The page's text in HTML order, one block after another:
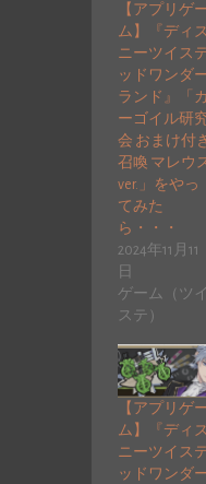
【アプリゲ
ム】『ディ
ニーツイス
ッドワンダ
ランド』「
ーゴイル研
会 おまけ付
召喚 マレウ
ver.」をやっ
てみた
ら・・・
2024年11月11
日
ゲーム（ツイ
ステ）
【アプリゲ
ム】『ディ
ニーツイス
ッドワンダ